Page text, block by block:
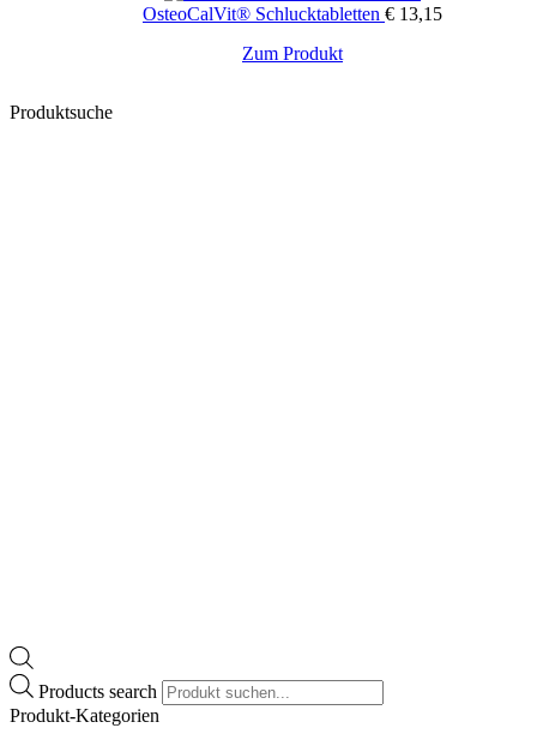
OsteoCalVit® Schlucktabletten € 13,15
Zum Produkt
Produktsuche
Products search
Produkt-Kategorien